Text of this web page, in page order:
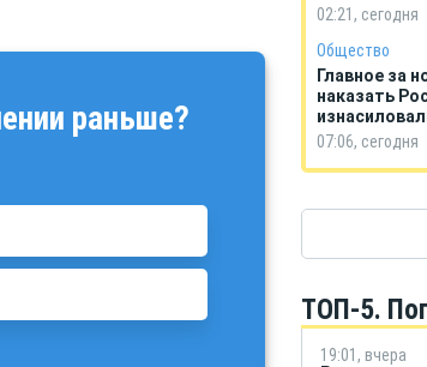
раньше?
02:21, сегодня
Общество
Главное за
наказать
07:06, сегодня
ТОП-5.
19:01, вчера